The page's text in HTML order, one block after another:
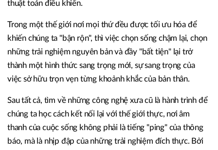
thuật toán điều khiển.
Trong một thế giới nơi mọi thứ đều được tối ưu hóa để
khiến chúng ta "bận rộn", thì việc chọn sống chậm lại, chọn
những trải nghiệm nguyên bản và đầy "bất tiện" lại trở
thành một hình thức sang trọng mới, sự sang trọng của
việc sở hữu trọn vẹn từng khoảnh khắc của bản thân.
Sau tất cả, tìm về những công nghệ xưa cũ là hành trình để
chúng ta học cách kết nối lại với thế giới thực, nơi âm
thanh của cuộc sống không phải là tiếng "ping" của thông
báo, mà là nhịp đập của những trải nghiệm đích thực. Bởi